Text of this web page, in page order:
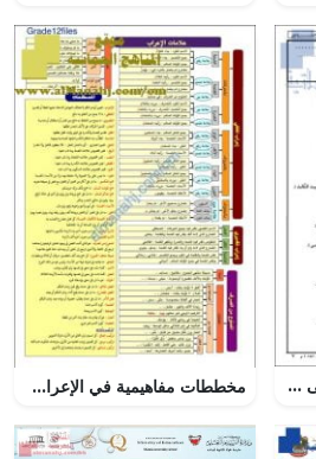
اختبار تجريبي نموذج أول على قصيدة أرق على أرق, (لغة عربية) الثاني عشر المتقدم مخططات مفاهيمية في الإعراب (لغة عربية) الثاني عشر